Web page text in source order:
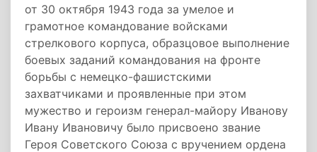
от 30 октября 1943 года за умелое и
грамотное командование войсками
стрелкового корпуса, образцовое выполнение
боевых заданий командования на фронте
борьбы с немецко-фашистскими
захватчиками и проявленные при этом
мужество и героизм генерал-майору Иванову
Ивану Ивановичу было присвоено звание
Героя Советского Союза с вручением ордена